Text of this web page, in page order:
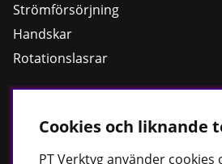
Strömförsörjning
Handskar
Rotationslasrar
Håll dig uppdaterad
Nyheter
Cookies och liknande
PTVerktyg använder cookies